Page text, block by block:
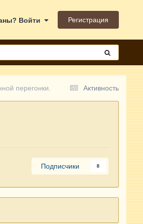
Войти Регистрация
Активность
перегонки.
Подписчики 8